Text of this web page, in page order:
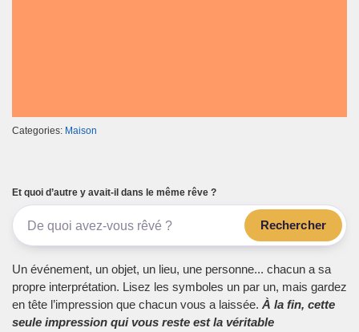
Categories: Maison
Et quoi d’autre y avait-il dans le même rêve ?
Rechercher
Un événement, un objet, un lieu, une personne... chacun a sa
propre interprétation. Lisez les symboles un par un, mais gardez
en tête l’impression que chacun vous a laissée. À la fin, cette
seule impression qui vous reste est la véritable